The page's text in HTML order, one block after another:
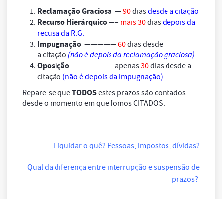
Reclamação Graciosa —90diasdesde a citação
Recurso Hierárquico—– mais 30diasdepois da
recusa da R.G.
Impugnação —————60dias desde
a citação (não é depois da reclamação graciosa)
Oposição ——————- apenas30dias desde a
citação (não é depois da impugnação)
Repare-se queTODOSestes prazos são contados
desde o momento em que fomos CITADOS.
Liquidar o quê? Pessoas, impostos, dívidas?
Qual da diferença entre interrupção e suspensão de
prazos?